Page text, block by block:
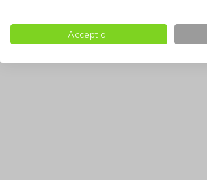
Accept all